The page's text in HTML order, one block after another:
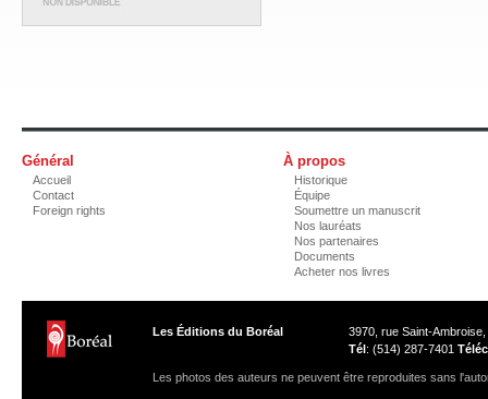
Général
Accueil
Contact
Foreign rights
À propos
Historique
Équipe
Soumettre un manuscrit
Nos lauréats
Nos partenaires
Documents
Acheter nos livres
Les Éditions du Boréal
3970, rue Saint-
Tél: (514) 287-7401 Téléc
Les photos des auteurs ne peuvent être reproduites sans